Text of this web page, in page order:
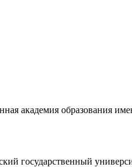
академия образования
государственный